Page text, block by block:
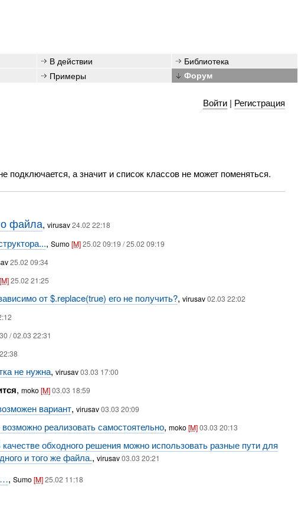
В действии
Библиотека
Примеры Форум
Войти| Регистрация
подключается, а значит и список классов не может поменяться.
файла, virusav24.02 22:18
, Sumo[M]25.02 09:19 / 25.02 09:19
25.02 09:34
[M]25.02 21:25
от $.replace(true) его не получить?,virusav02.03 22:02
/ 02.03 22:31
не нужна, virusav03.03 17:00
,moko[M]03.03 18:59
вариант,virusav03.03 20:09
возможно реализовать самостоятельно, moko[M]03.03 20:13
качестве обходного решения можно использовать разные пути для
и того же файла.,virusav03.03 20:21
, Sumo[M]25.02 11:18